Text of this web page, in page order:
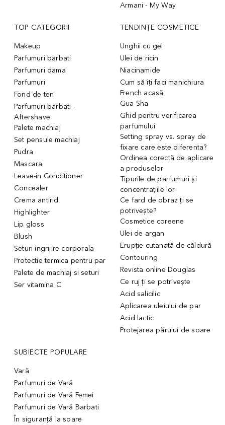
Armani - My Way
TOP CATEGORII
Makeup
Parfumuri barbati
Parfumuri dama
Parfumuri
Fond de ten
Parfumuri barbati -
Aftershave
Palete machiaj
Set pensule machiaj
Pudra
Mascara
Leave-in Conditioner
Concealer
Crema antirid
Highlighter
Lip gloss
Blush
Seturi ingrijire corporala
Protectie termica pentru par
Palete de machiaj si seturi
Ser vitamina C
TENDINȚE COSMETICE
Unghii cu gel
Ulei de ricin
Niacinamide
Cum să îți faci manichiura
French acasă
Gua Sha
Ghid pentru verificarea
parfumului
Setting spray vs. spray de
fixare care este diferenta?
Ordinea corectă de aplicare
a produselor
Tipurile de parfumuri și
concentrațiile lor
Ce fard de obraz ți se
potrivește?
Cosmetice coreene
Ulei de argan
Erupție cutanată de căldură
Contouring
Revista online Douglas
Ce ruj ți se potrivește
Acid salicilic
Aplicarea uleiului de par
Acid lactic
Protejarea părului de soare
SUBIECTE POPULARE
Vară
Parfumuri de Vară
Parfumuri de Vară Femei
Parfumuri de Vară Barbati
În siguranță la soare